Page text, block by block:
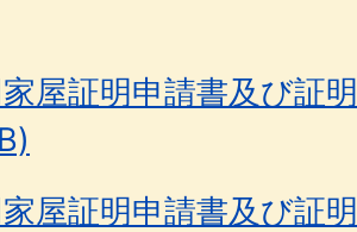
屋証明申請書及び証
屋証明申請書及び証